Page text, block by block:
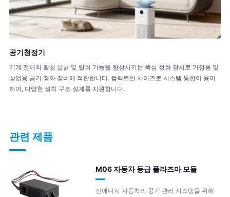
공기청정기
기계 전체의 활성 살균 및 탈취 기능을 향상시키는 핵심 정화 장치로 가정용 및
상업용 공기 정화 장비에 적합합니다. 컴팩트한 사이즈로 시스템 통합이 용이
하며, 다양한 설치 구조 설계를 지원합니다.
관련 제품
M06 자동차 등급 플라즈마 모듈
신에너지 자동차의 공기 관리 시스템을 위해